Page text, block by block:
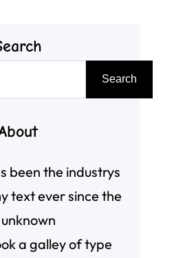
Search
been the industrys
text ever since the
a galley of type